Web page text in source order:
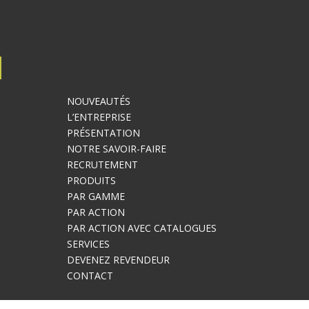
NOUVEAUTÉS
L’ENTREPRISE
PRÉSENTATION
NOTRE SAVOIR-FAIRE
RECRUTEMENT
PRODUITS
PAR GAMME
PAR ACTION
PAR ACTION AVEC CATALOGUES
SERVICES
DEVENEZ REVENDEUR
CONTACT